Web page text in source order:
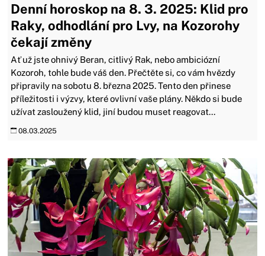
Denní horoskop na 8. 3. 2025: Klid pro
Raky, odhodlání pro Lvy, na Kozorohy
čekají změny
Ať už jste ohnivý Beran, citlivý Rak, nebo ambiciózní
Kozoroh, tohle bude váš den. Přečtěte si, co vám hvězdy
připravily na sobotu 8. března 2025. Tento den přinese
příležitosti i výzvy, které ovlivní vaše plány. Někdo si bude
užívat zasloužený klid, jiní budou muset reagovat...
08.03.2025